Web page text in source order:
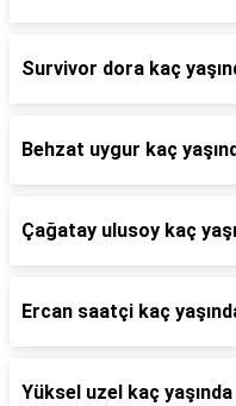
Survivor dora kaç
Behzat uygur kaç
Çağatay ulusoy kaç
Ercan saatçi kaç
Yüksel uzel kaç yaşında